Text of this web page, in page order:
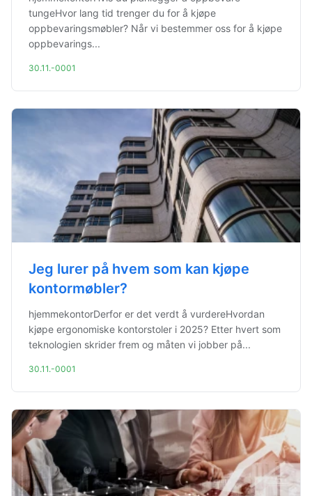
tungeHvor lang tid trenger du for å kjøpe
oppbevaringsmøbler? Når vi bestemmer oss for å kjøpe
oppbevarings...
30.11.-0001
Jeg lurer på hvem som kan kjøpe
kontormøbler?
hjemmekontorDerfor er det verdt å vurdereHvordan
kjøpe ergonomiske kontorstoler i 2025? Etter hvert som
teknologien skrider frem og måten vi jobber på...
30.11.-0001